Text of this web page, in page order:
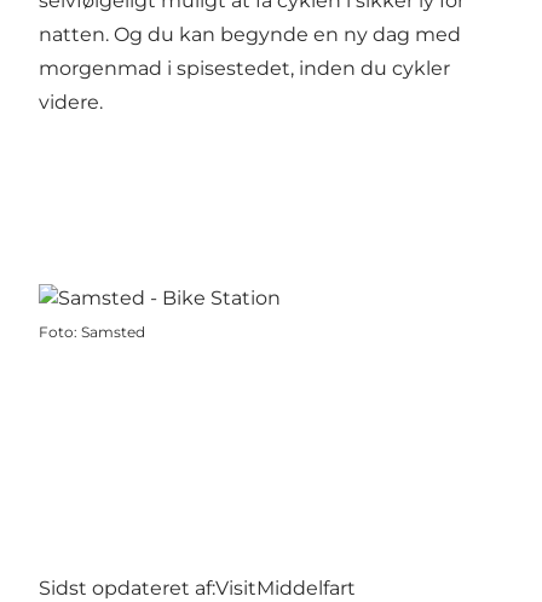
natten. Og du kan begynde en ny dag med
morgenmad i spisestedet, inden du cykler
videre.
Foto: Samsted
Sidst opdateret af:VisitMiddelfart